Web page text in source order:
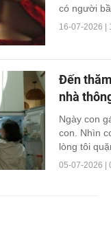
có người
16-07-2026 |
Đến
nhà
Ngày con
con. Nhìn
lòng tôi
05-07-2026 |